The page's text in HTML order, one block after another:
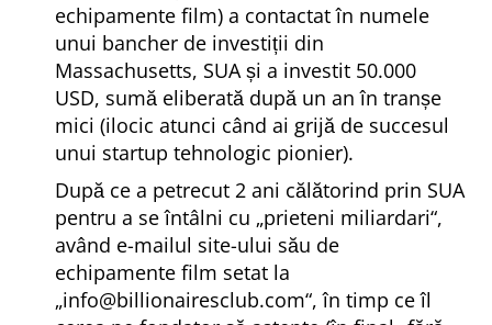
echipamente film) a contactat în numele
unui bancher de investiții din
Massachusetts, SUA și a investit 50.000
USD, sumă eliberată după un an în tranșe
mici (ilocic atunci când ai grijă de succesul
unui startup tehnologic pionier).
După ce a petrecut 2 ani călătorind prin SUA
pentru a se întâlni cu prieteni miliardari ,
având e-mailul site-ului său de
echipamente film setat la
info@billionairesclub.com , în timp ce îl